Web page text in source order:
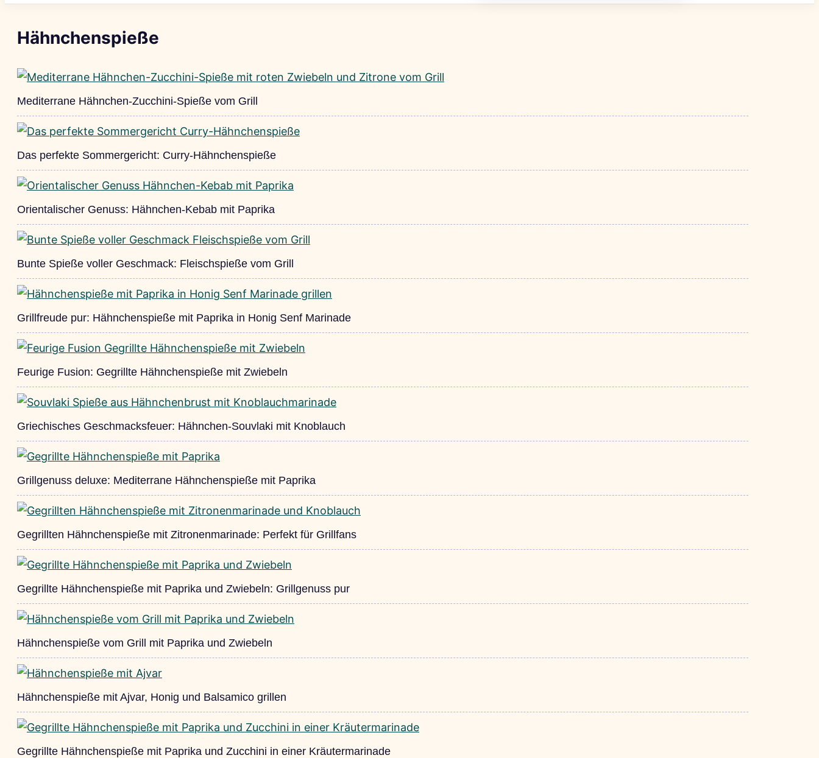
Hähnchenspieße
Mediterrane Hähnchen-Zucchini-Spieße vom Grill
Das perfekte Sommergericht: Curry-Hähnchenspieße
Orientalischer Genuss: Hähnchen-Kebab mit Paprika
Bunte Spieße voller Geschmack: Fleischspieße vom Grill
Grillfreude pur: Hähnchenspieße mit Paprika in Honig Senf Marinade
Feurige Fusion: Gegrillte Hähnchenspieße mit Zwiebeln
Griechisches Geschmacksfeuer: Hähnchen-Souvlaki mit Knoblauch
Grillgenuss deluxe: Mediterrane Hähnchenspieße mit Paprika
Gegrillten Hähnchenspieße mit Zitronenmarinade: Perfekt für Grillfans
Gegrillte Hähnchenspieße mit Paprika und Zwiebeln: Grillgenuss pur
Hähnchenspieße vom Grill mit Paprika und Zwiebeln
Hähnchenspieße mit Ajvar, Honig und Balsamico grillen
Gegrillte Hähnchenspieße mit Paprika und Zucchini in einer Kräutermarinade